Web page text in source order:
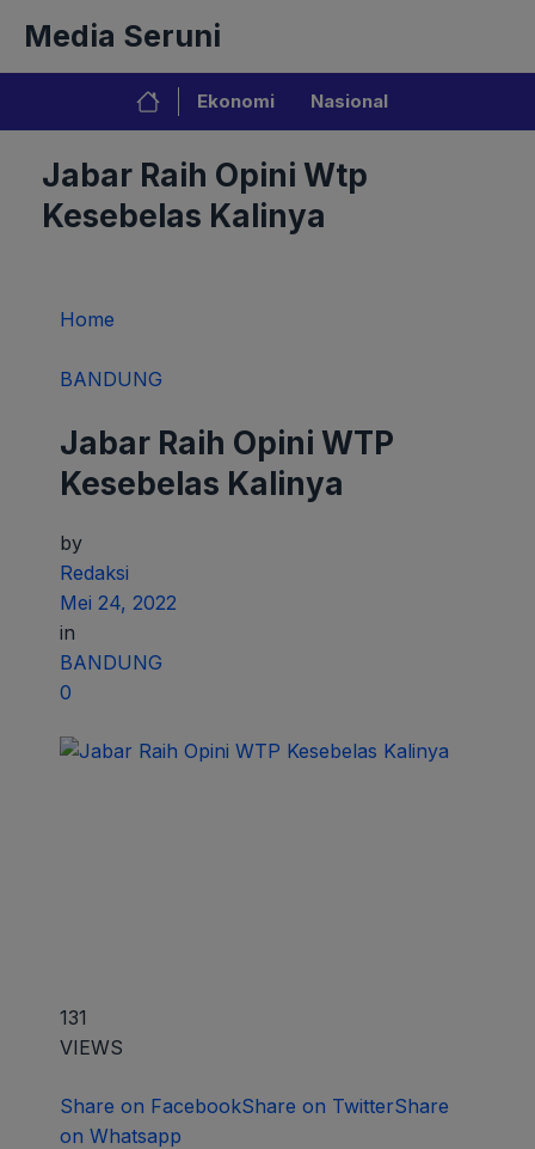
isi
Media Seruni
Ekonomi Nasional
Jabar Raih Opini Wtp
Kesebelas Kalinya
Home
BANDUNG
Jabar Raih Opini WTP
Kesebelas Kalinya
by
Redaksi
Mei 24, 2022
in
BANDUNG
0
131
VIEWS
Share on FacebookShare on TwitterShare
on Whatsapp